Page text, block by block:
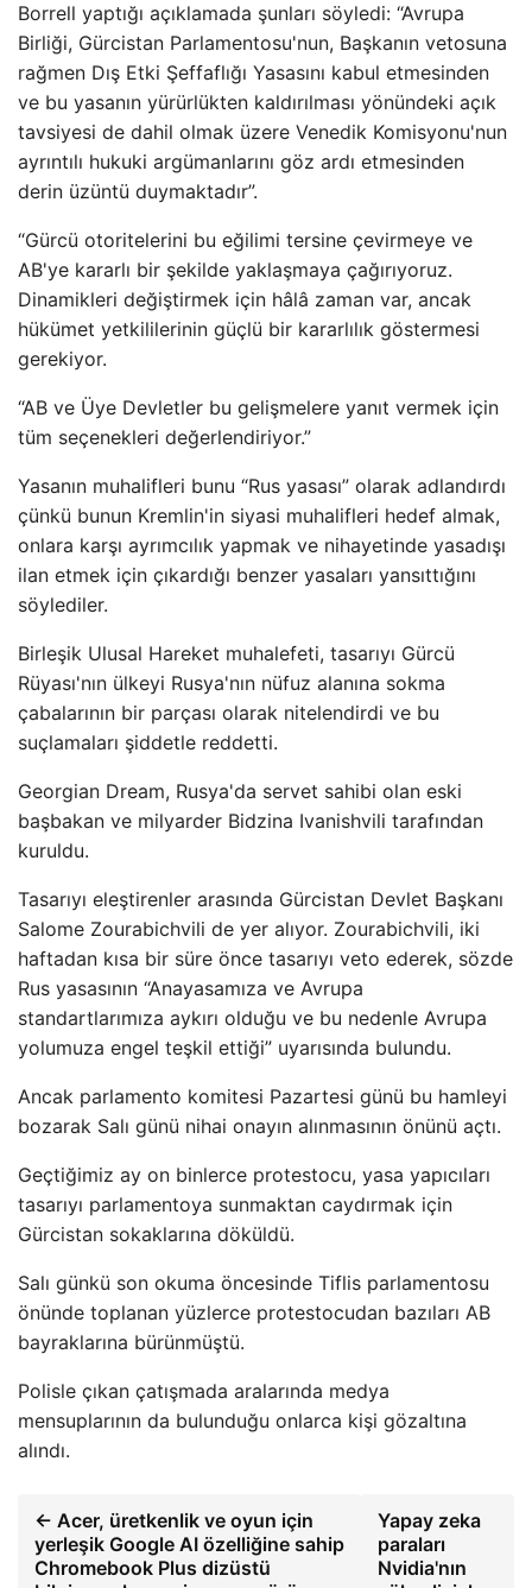
Borrell yaptığı açıklamada şunları söyledi: “Avrupa
Birliği, Gürcistan Parlamentosu'nun, Başkanın vetosuna
rağmen Dış Etki Şeffaflığı Yasasını kabul etmesinden
ve bu yasanın yürürlükten kaldırılması yönündeki açık
tavsiyesi de dahil olmak üzere Venedik Komisyonu'nun
ayrıntılı hukuki argümanlarını göz ardı etmesinden
derin üzüntü duymaktadır”.
“Gürcü otoritelerini bu eğilimi tersine çevirmeye ve
AB'ye kararlı bir şekilde yaklaşmaya çağırıyoruz.
Dinamikleri değiştirmek için hâlâ zaman var, ancak
hükümet yetkililerinin güçlü bir kararlılık göstermesi
gerekiyor.
“AB ve Üye Devletler bu gelişmelere yanıt vermek için
tüm seçenekleri değerlendiriyor.”
Yasanın muhalifleri bunu “Rus yasası” olarak adlandırdı
çünkü bunun Kremlin'in siyasi muhalifleri hedef almak,
onlara karşı ayrımcılık yapmak ve nihayetinde yasadışı
ilan etmek için çıkardığı benzer yasaları yansıttığını
söylediler.
Birleşik Ulusal Hareket muhalefeti, tasarıyı Gürcü
Rüyası'nın ülkeyi Rusya'nın nüfuz alanına sokma
çabalarının bir parçası olarak nitelendirdi ve bu
suçlamaları şiddetle reddetti.
Georgian Dream, Rusya'da servet sahibi olan eski
başbakan ve milyarder Bidzina Ivanishvili tarafından
kuruldu.
Tasarıyı eleştirenler arasında Gürcistan Devlet Başkanı
Salome Zourabichvili de yer alıyor. Zourabichvili, iki
haftadan kısa bir süre önce tasarıyı veto ederek, sözde
Rus yasasının “Anayasamıza ve Avrupa
standartlarımıza aykırı olduğu ve bu nedenle Avrupa
yolumuza engel teşkil ettiği” uyarısında bulundu.
Ancak parlamento komitesi Pazartesi günü bu hamleyi
bozarak Salı günü nihai onayın alınmasının önünü açtı.
Geçtiğimiz ay on binlerce protestocu, yasa yapıcıları
tasarıyı parlamentoya sunmaktan caydırmak için
Gürcistan sokaklarına döküldü.
Salı günkü son okuma öncesinde Tiflis parlamentosu
önünde toplanan yüzlerce protestocudan bazıları AB
bayraklarına bürünmüştü.
Polisle çıkan çatışmada aralarında medya
mensuplarının da bulunduğu onlarca kişi gözaltına
alındı.
← Acer, üretkenlik ve oyun için
yerleşik Google AI özelliğine sahip
Chromebook Plus dizüstü
Yapay zeka
paraları
Nvidia'nın